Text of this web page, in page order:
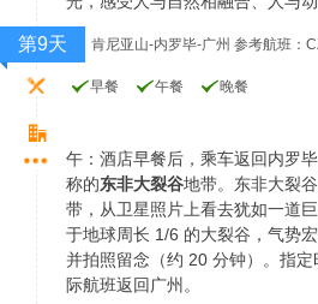
第9天 肯尼亚山-内罗毕-广州 参考航班：
早餐 午餐 晚餐
午：酒店早餐后，乘车返回内罗
称的东非大裂谷地带。东非大裂
带，从卫星照片上看去犹如一道
于地球周长 1/6 的大裂谷，气势
并拍照留念（约 20 分钟）。指
际航班返回广州。